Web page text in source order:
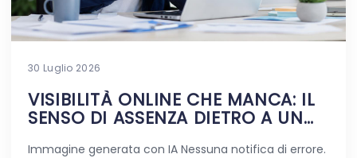
30 Luglio 2026
VISIBILITÀ ONLINE CHE MANCA: IL
SENSO DI ASSENZA DIETRO A UN
Immagine generata con IA Nessuna notifica di errore.